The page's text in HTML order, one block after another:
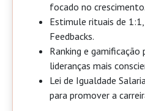
focado no crescimento.
Estimule rituais de
Feedbacks.
Ranking e gamificação
lideranças mais
Lei de Igualdade
para promover a